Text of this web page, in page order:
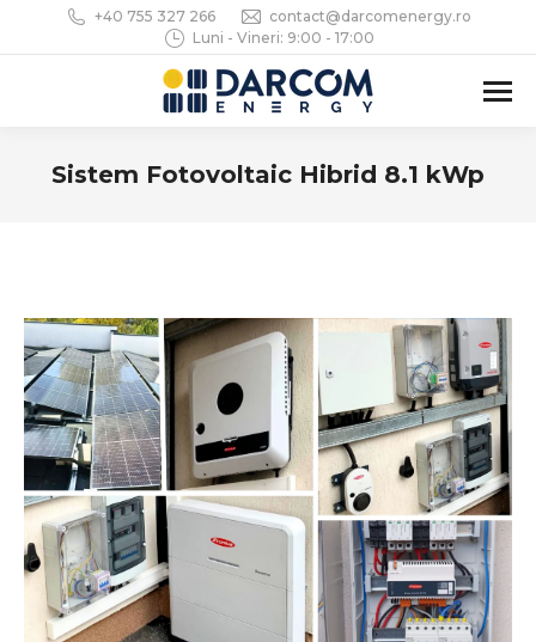
+40 755 327 266
contact@darcomenergy.ro
Luni - Vineri: 9:00 - 17:00
Sistem Fotovoltaic Hibrid 8.1 kWp